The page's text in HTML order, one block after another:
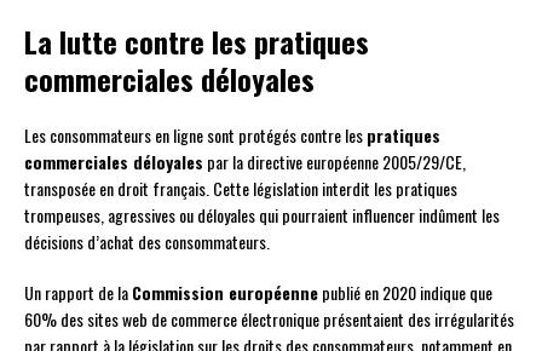
La lutte contre les pratiques
commerciales déloyales
Les consommateurs en ligne sont protégés contre lespratiques
commerciales déloyales par la directive européenne 2005/29/CE,
transposée en droit français. Cette législation interdit les pratiques
trompeuses, agressives ou déloyales qui pourraient influencer indûment les
décisions d’achat des consommateurs.
Un rapport de laCommission européennepublié en 2020 indique que
60% des sites web de commerce électronique présentaient des irrégularités
par rapport à la législation sur les droits des consommateurs, notamment en